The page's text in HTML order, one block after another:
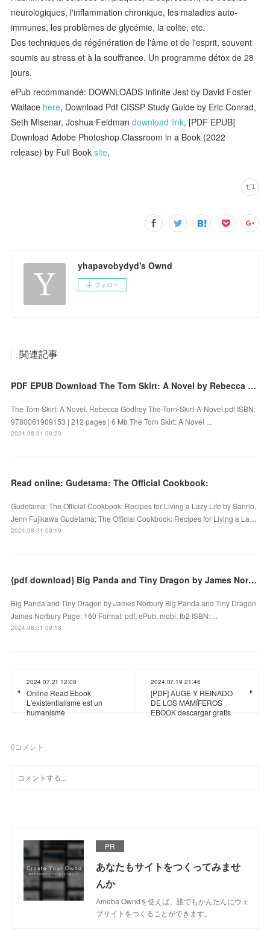
neurologiques, l'inflammation chronique, les maladies auto-
immunes, les problèmes de glycémie, la colite, etc.
Des techniques de régénération de l'âme et de l'esprit, souvent
soumis au stress et à la souffrance. Un programme détox de 28
jours.
ePub recommandé: DOWNLOADS Infinite Jest by David Foster
Wallace here, Download Pdf CISSP Study Guide by Eric Conrad,
Seth Misenar, Joshua Feldmandownload link, [PDF EPUB]
Download Adobe Photoshop Classroom in a Book (2022
release) by Full Booksite,
yhapavobydyd's Ownd
フォロー
関連記事
PDF EPUB Download The Torn Skirt: A Novel by Rebecca Godfrey Full Book
The Torn Skirt: A Novel. Rebecca Godfrey The-Torn-Skirt-A-Novel.pdf ISBN:
9780061909153 | 212 pages | 6 Mb The Torn Skirt: A Novel ...
2024.08.01 09:20
Read online: Gudetama: The Official Cookbook:
Gudetama: The Official Cookbook: Recipes for Living a Lazy Life by Sanrio,
Jenn Fujikawa Gudetama: The Official Cookbook: Recipes for Living a La…
2024.08.01 09:19
{pdf download} Big Panda and Tiny Dragon by James Norbury
Big Panda and Tiny Dragon by James Norbury Big Panda and Tiny Dragon
James Norbury Page: 160 Format: pdf, ePub, mobi, fb2 ISBN: ...
2024.08.01 09:18
2024.07.21 12:08
Online Read Ebook
L'existentialisme est un
humanisme
2024.07.19 21:46
[PDF] AUGE Y REINADO
DE LOS MAMÍFEROS
EBOOK descargar gratis
0コメント
PR
あなたもサイトをつくってみませ
んか
Ameba Owndを使えば、誰でもかんたんにウェ
ブサイトをつくることができます。